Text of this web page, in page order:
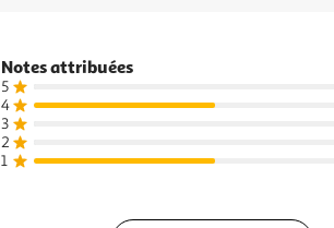
Notes attribuées
5
4
3
2
1